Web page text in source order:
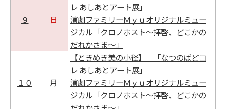
９ 日
レ あしあとアート展」
演劇ファミリーＭｙｕオリジナルミュー
ジカル「クロノポスト～拝啓、どこかの
だれかさま～」
１０ 月
【ときめき美の小径】 「なつのばどコ
レ あしあとアート展」
演劇ファミリーＭｙｕオリジナルミュー
ジカル「クロノポスト～拝啓、どこかの